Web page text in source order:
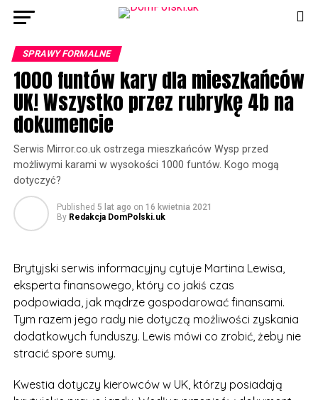
SPRAWY FORMALNE
1000 funtów kary dla mieszkańców
UK! Wszystko przez rubrykę 4b na
dokumencie
Serwis Mirror.co.uk ostrzega mieszkańców Wysp przed
możliwymi karami w wysokości 1000 funtów. Kogo mogą
dotyczyć?
Published 5 lat ago on 16 kwietnia 2021
By Redakcja DomPolski.uk
Brytyjski serwis informacyjny cytuje Martina Lewisa,
eksperta finansowego, który co jakiś czas
podpowiada, jak mądrze gospodarować finansami.
Tym razem jego rady nie dotyczą możliwości zyskania
dodatkowych funduszy. Lewis mówi co zrobić, żeby nie
stracić spore sumy.
Kwestia dotyczy kierowców w UK, którzy posiadają